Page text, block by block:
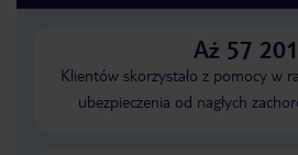
Aż 57 201
Klientów skorzystało z pomocy w
ubezpieczenia od nagłych